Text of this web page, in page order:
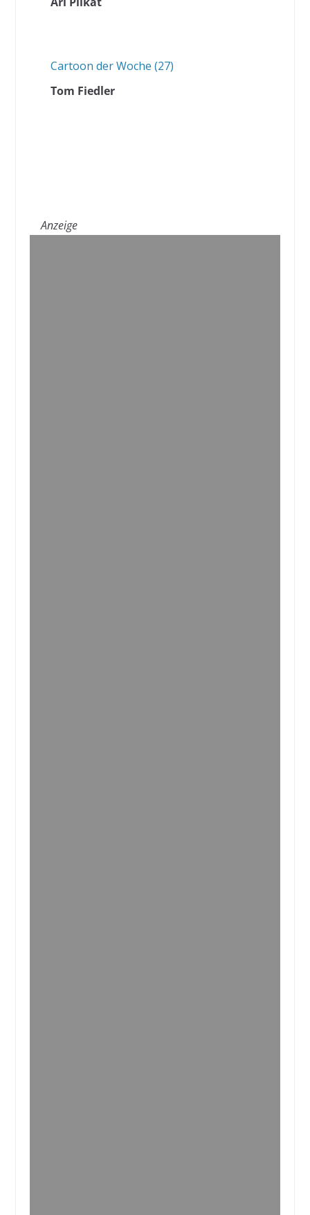
Cartoon der Woche (27)
Tom Fiedler
Anzeige